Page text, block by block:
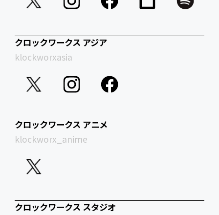
クロックワークス アジア
klockworxasia
クロックワークス アニメ
klockworx_anime
クロックワークス スタジオ